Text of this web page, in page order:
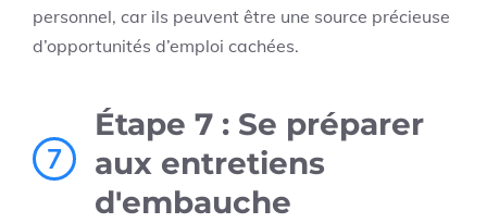
personnel, car ils peuvent être une source précieuse
d’opportunités d’emploi cachées.
7
Étape 7 : Se préparer
aux entretiens
d'embauche